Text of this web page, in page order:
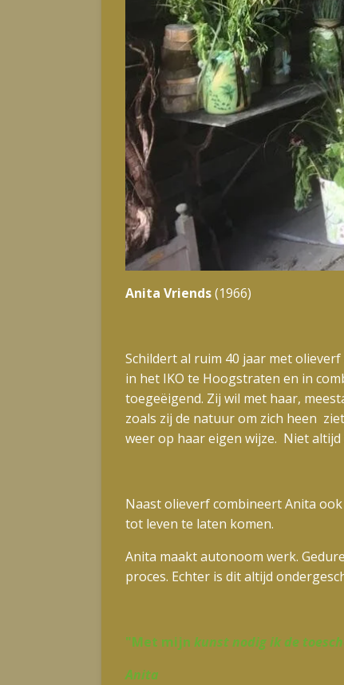
Anita Vriends(1966)
Schildert al ruim 40 jaar met
in het IKO te Hoogstraten en in
toegeëigend. Zij wil met haar,
zoals zij de natuur om zich heen
weer op haar eigen wijze. Niet
Naast olieverf combineert Anita
tot leven te laten komen.
Anita maakt autonoom werk.
proces. Echter is dit altijd
"Met mijn kunst nodig ik de
Anita